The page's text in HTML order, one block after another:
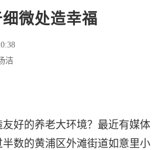
微处造幸福
洁
好的养老大环境？最近有媒体
数的黄浦区外滩街道如意里小